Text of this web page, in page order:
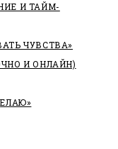
И ТАЙМ-
ЧУВСТВА»
И ОНЛАЙН)